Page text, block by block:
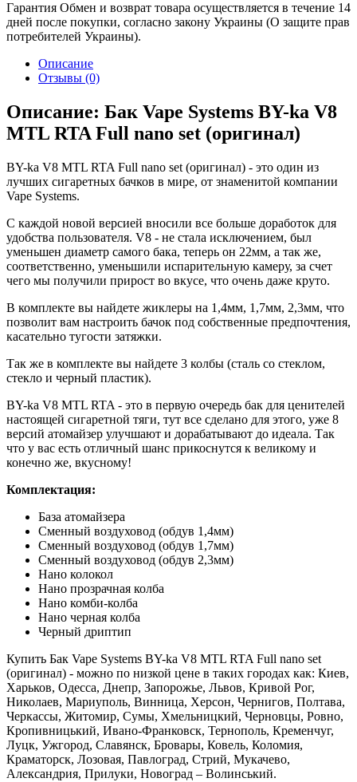
Гарантия Обмен и возврат товара осуществляется в течение 14
дней после покупки, согласно закону Украины (О защите прав
потребителей Украины).
Описание
Отзывы (0)
Описание: Бак Vape Systems BY-ka V8
MTL RTA Full nano set (оригинал)
BY-ka V8 MTL RTA Full nano set (оригинал) - это один из
лучших сигаретных бачков в мире, от знаменитой компании
Vape Systems.
С каждой новой версией вносили все больше доработок для
удобства пользователя. V8 - не стала исключением, был
уменьшен диаметр самого бака, теперь он 22мм, а так же,
соответственно, уменьшили испарительную камеру, за счет
чего мы получили прирост во вкусе, что очень даже круто.
В комплекте вы найдете жиклеры на 1,4мм, 1,7мм, 2,3мм, что
позволит вам настроить бачок под собственные предпочтения,
касательно тугости затяжки.
Так же в комплекте вы найдете 3 колбы (сталь со стеклом,
стекло и черный пластик).
BY-ka V8 MTL RTA - это в первую очередь бак для ценителей
настоящей сигаретной тяги, тут все сделано для этого, уже 8
версий атомайзер улучшают и дорабатывают до идеала. Так
что у вас есть отличный шанс прикоснутся к великому и
конечно же, вкусному!
Комплектация:
База атомайзера
Сменный воздуховод (обдув 1,4мм)
Сменный воздуховод (обдув 1,7мм)
Сменный воздуховод (обдув 2,3мм)
Нано колокол
Нано прозрачная колба
Нано комби-колба
Нано черная колба
Черный дриптип
Купить Бак Vape Systems BY-ka V8 MTL RTA Full nano set
(оригинал) - можно по низкой цене в таких городах как: Киев,
Харьков, Одесса, Днепр, Запорожье, Львов, Кривой Рог,
Николаев, Мариуполь, Винница, Херсон, Чернигов, Полтава,
Черкассы, Житомир, Сумы, Хмельницкий, Черновцы, Ровно,
Кропивницький, Ивано-Франковск, Тернополь, Кременчуг,
Луцк, Ужгород, Славянск, Бровары, Ковель, Коломия,
Краматорск, Лозовая, Павлоград, Стрий, Мукачево,
Александрия, Прилуки, Новоград – Волинський.